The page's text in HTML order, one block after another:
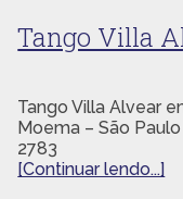
Tango Villa
Tango Villa Alvear
Moema – São
2783
[Continuar lendo...]